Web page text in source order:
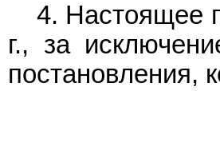
4. Настоящее
г., за
постановления,